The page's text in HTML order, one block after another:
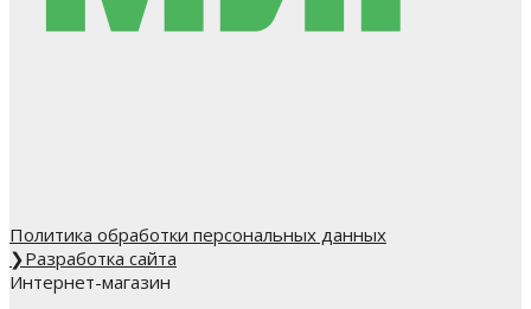
Политика обработки персональных данных
❯Разработка сайта
Интернет-магазин